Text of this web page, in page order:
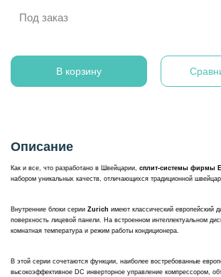
Под заказ
В корзину
Описание
Как и все, что разработано в Швейцарии, сплит-системы фирмы
набором уникальных качеств, отличающихся традиционной
Внутренние блоки серии Zurich имеют классический европейский
поверхность лицевой панели. На встроенном интеллектуальном
комнатная температура и режим работы кондиционера.
В этой серии сочетаются функции, наиболее востребованные
высокоэффективное DC инверторное управление компрессором,